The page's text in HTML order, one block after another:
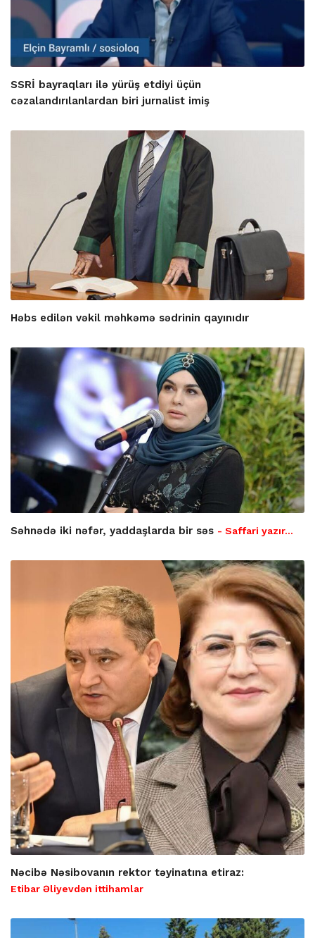
SSRİ bayraqları ilə yürüş etdiyi üçün
cəzalandırılanlardan biri jurnalist imiş
Həbs edilən vəkil məhkəmə sədrinin qayınıdır
Səhnədə iki nəfər, yaddaşlarda bir səs - Saffari yazır…
Nəcibə Nəsibovanın rektor təyinatına etiraz:
Etibar Əliyevdən ittihamlar